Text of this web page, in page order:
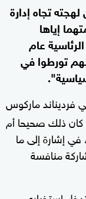
تجاه إدارة
إياها
عام
تورطوا في
فرديناند ماركوس
كان ذلك صحيحا أم
إشارة إلى ما
منافسة